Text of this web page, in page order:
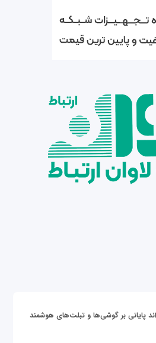
پایانی بر گوشی‌ها و تبلت‌های هوشمند